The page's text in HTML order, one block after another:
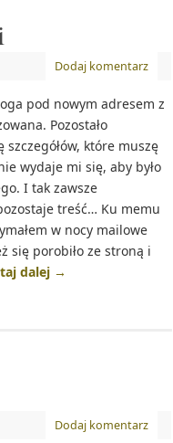
Dodaj komentarz
pod nowym adresem z
Pozostało
które muszę
wydaje mi się, aby było
I tak zawsze
treść… Ku memu
w nocy mailowe
się porobiło ze stroną i
dalej →
Dodaj komentarz